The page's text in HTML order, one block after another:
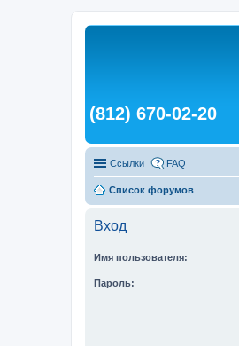
(812) 670-02-20
Ссылки FAQ
Список форумов
Вход
Имя пользователя:
Пароль: